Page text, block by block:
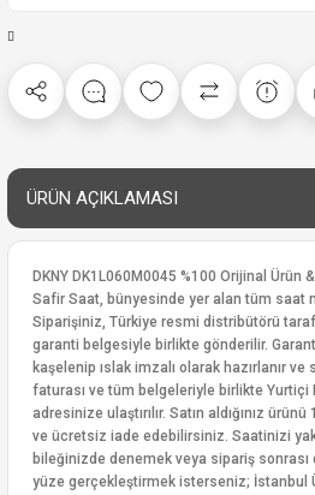
ÜRÜN AÇIKLAMASI
DKNY DK1L060M0045 %100 Orijinal Ürün
Safir Saat, bünyesinde yer alan tüm saat
Siparişiniz, Türkiye resmi distribütörü
garanti belgesiyle birlikte gönderilir.
kaşelenip ıslak imzalı olarak hazırlanır
faturası ve tüm belgeleriyle birlikte
adresinize ulaştırılır. Satın aldığınız
ve ücretsiz iade edebilirsiniz. Saatinizi
bileğinizde denemek veya sipariş
yüze gerçekleştirmek isterseniz; İstanbul